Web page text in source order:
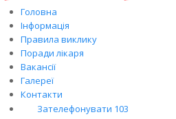
Головна
Інформація
Правила виклику
Поради лікаря
Вакансії
Галереї
Контакти
Зателефонувати 103